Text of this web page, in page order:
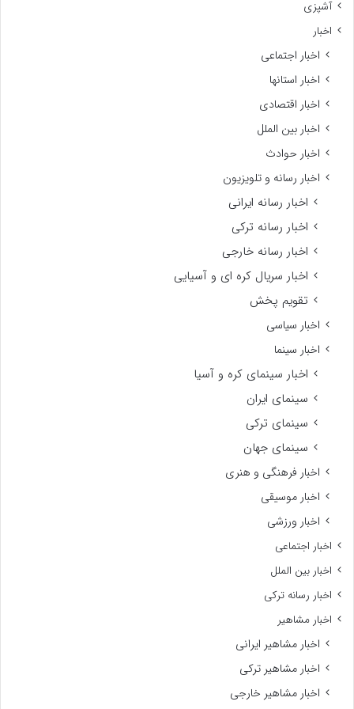
آشپزی
اخبار
اخبار اجتماعی
اخبار استانها
اخبار اقتصادی
اخبار بین الملل
اخبار حوادث
اخبار رسانه و تلویزیون
اخبار رسانه ایرانی
اخبار رسانه ترکی
اخبار رسانه خارجی
اخبار سریال کره ای و آسیایی
تقویم پخش
اخبار سیاسی
اخبار سینما
اخبار سینمای کره و آسیا
سینمای ایران
سینمای ترکی
سینمای جهان
اخبار فرهنگی و هنری
اخبار موسیقی
اخبار ورزشی
اخبار اجتماعی
اخبار بین الملل
اخبار رسانه ترکی
اخبار مشاهیر
اخبار مشاهیر ایرانی
اخبار مشاهیر ترکی
اخبار مشاهیر خارجی